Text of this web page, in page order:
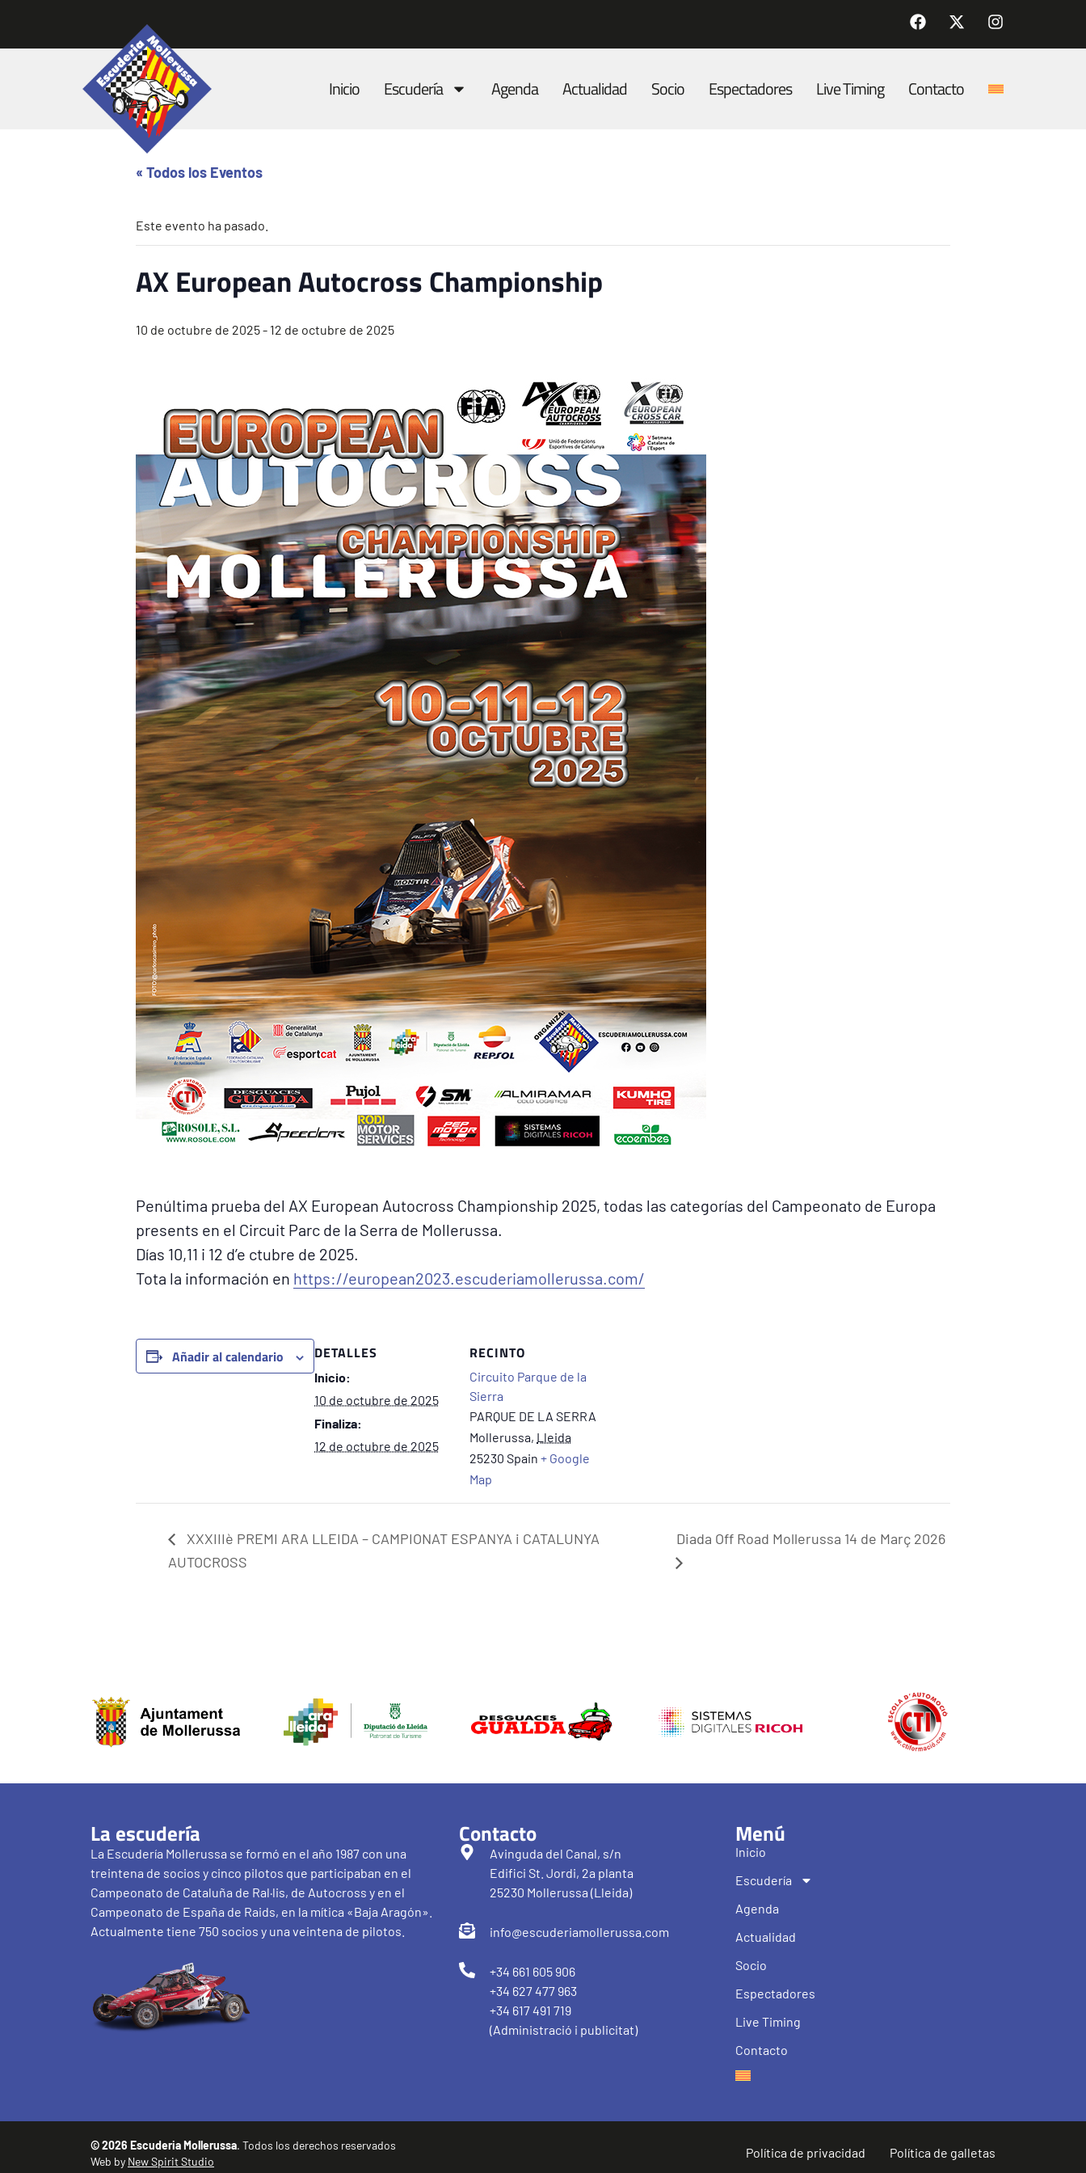
Inicio Escudería Agenda Actualidad Socio Espectadores Live Timing Contacto
« Todos los Eventos
Este evento ha pasado.
AX European Autocross Championship
10 de octubre de 2025- 12 de octubre de 2025
Penúltima prueba del AX European Autocross Championship 2025, todas las categorías del Campeonato de Europa
presents en el Circuit Parc de la Serra de Mollerussa.
Días 10,11 i 12 d’e ctubre de 2025.
Tota la información en https://european2023.escuderiamollerussa.com/
Añadir al calendario DETALLES
Inicio:
10 de octubre de 2025
Finaliza:
12 de octubre de 2025
RECINTO
Circuito Parque de la
Sierra
PARQUE DE LA SERRA
Mollerussa, Lleida
25230 Spain + Google
Map
XXXIIIè PREMI ARA LLEIDA – CAMPIONAT ESPANYA i CATALUNYA
AUTOCROSS
Diada Off Road Mollerussa 14 de Març 2026
La escudería
La Escudería Mollerussa se formó en el año 1987 con una
treintena de socios y cinco pilotos que participaban en el
Campeonato de Cataluña de Ral·lis, de Autocross y en el
Campeonato de España de Raids, en la mítica «Baja Aragón».
Actualmente tiene 750 socios y una veintena de pilotos.
Contacto
Avinguda del Canal, s/n
Edifici St. Jordi, 2a planta
25230 Mollerussa (Lleida)
info@escuderiamollerussa.com
+34 661 605 906
+34 627 477 963
+34 617 491 719
(Administració i publicitat)
Menú
Inicio
Escudería
Agenda
Actualidad
Socio
Espectadores
Live Timing
Contacto
© 2026 Escuderia Mollerussa. Todos los derechos reservados
Web by New Spirit Studio
Política de privacidad Política de galletas